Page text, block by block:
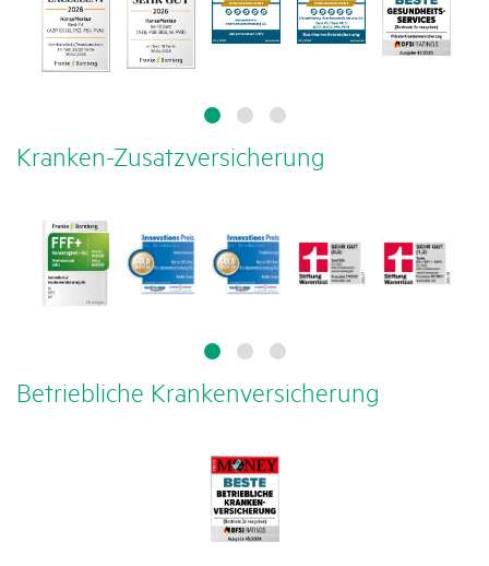
Kranken-Zusatz­ver­si­che­rung
Betrieb­liche Kran­ken­ver­si­che­rung